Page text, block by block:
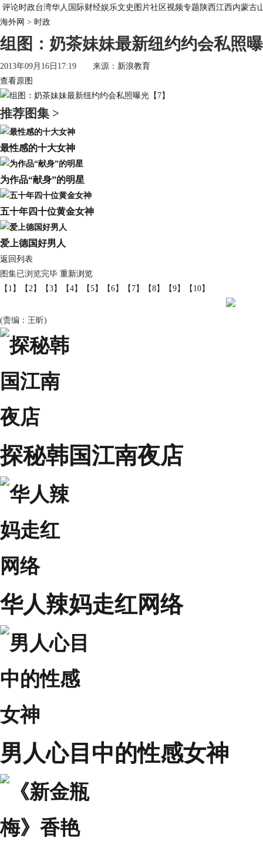
评论时政台湾华人 国际财经娱乐文史 图片社区视频专题 陕西江西内蒙古
海外网 > 时政
组图：奶茶妹妹最新纽约约会私照
2013年09月16日17:19 来源： 新浪教育
查看原图
推荐图集 >
最性感的十大女神
为作品“献身”的明星
五十年四十位黄金女神
爱上德国好男人
返回列表
图集已浏览完毕 重新浏览
【1】
【2】 【3】 【4】 【5】 【6】 【7】 【8】 【9】 【10】
(责编：王昕)
探秘韩国江南夜店
华人辣妈走红网络
男人心目中的性感女神